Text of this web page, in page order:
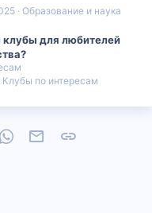
Образование и наука
для любителей
Клубы по интересам
WhatsAppЭлектронная почта